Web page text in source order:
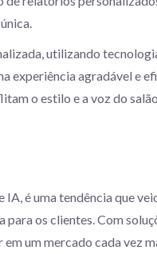
utilizando
experiência agradável e
o estilo e a voz do
é uma tendência que
os clientes. Com
um mercado cada vez